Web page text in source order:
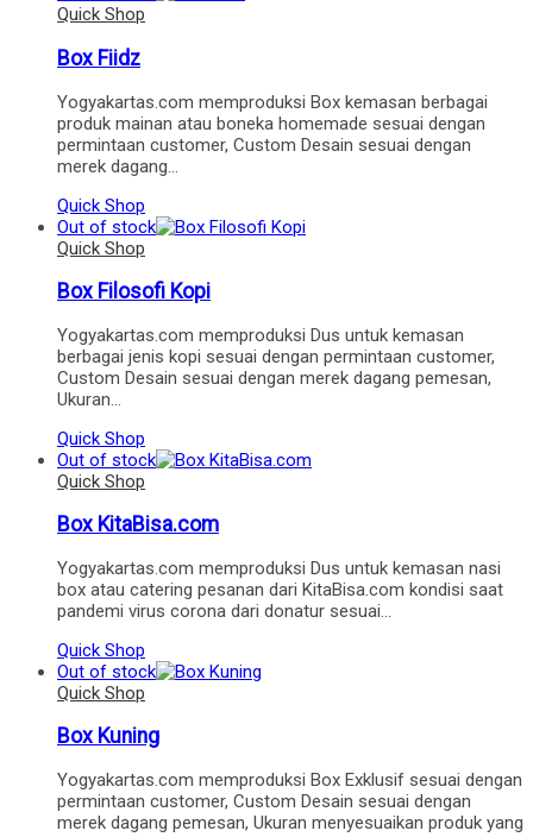
Quick Shop
Box Fiidz
Yogyakartas.com memproduksi Box kemasan berbagai
produk mainan atau boneka homemade sesuai dengan
permintaan customer, Custom Desain sesuai dengan
merek dagang…
Quick Shop
Out of stock
Quick Shop
Box Filosofi Kopi
Yogyakartas.com memproduksi Dus untuk kemasan
berbagai jenis kopi sesuai dengan permintaan customer,
Custom Desain sesuai dengan merek dagang pemesan,
Ukuran…
Quick Shop
Out of stock
Quick Shop
Box KitaBisa.com
Yogyakartas.com memproduksi Dus untuk kemasan nasi
box atau catering pesanan dari KitaBisa.com kondisi saat
pandemi virus corona dari donatur sesuai…
Quick Shop
Out of stock
Quick Shop
Box Kuning
Yogyakartas.com memproduksi Box Exklusif sesuai dengan
permintaan customer, Custom Desain sesuai dengan
merek dagang pemesan, Ukuran menyesuaikan produk yang